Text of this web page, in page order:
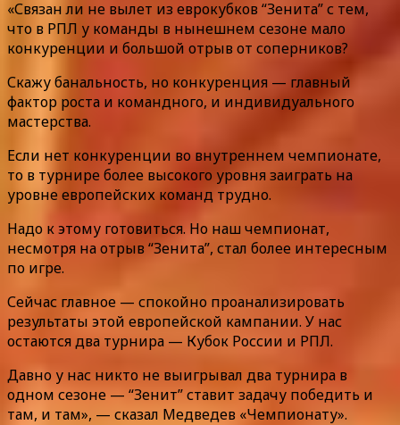
«Связан ли не вылет из еврокубков “Зенита” с тем,
что в РПЛ у команды в нынешнем сезоне мало
конкуренции и большой отрыв от соперников?
Скажу банальность, но конкуренция — главный
фактор роста и командного, и индивидуального
мастерства.
Если нет конкуренции во внутреннем чемпионате,
то в турнире более высокого уровня заиграть на
уровне европейских команд трудно.
Надо к этому готовиться. Но наш чемпионат,
несмотря на отрыв “Зенита”, стал более интересным
по игре.
Сейчас главное — спокойно проанализировать
результаты этой европейской кампании. У нас
остаются два турнира — Кубок России и РПЛ.
Давно у нас никто не выигрывал два турнира в
одном сезоне — “Зенит” ставит задачу победить и
там, и там», — сказал Медведев «Чемпионату».